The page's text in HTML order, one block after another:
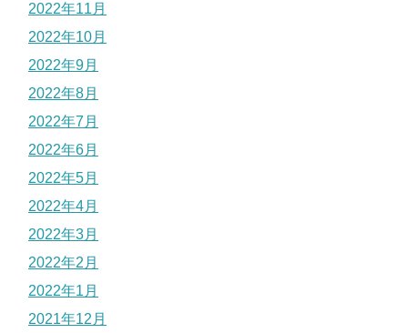
2022年11月
2022年10月
2022年9月
2022年8月
2022年7月
2022年6月
2022年5月
2022年4月
2022年3月
2022年2月
2022年1月
2021年12月